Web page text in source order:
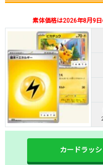
TORAオリパ
・リリース1
・新規登録で
素体価格は2026年8月9
カードラッ